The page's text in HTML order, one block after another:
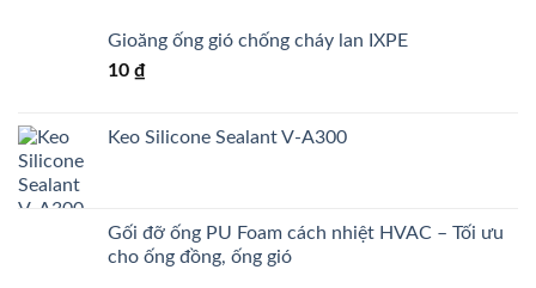
Gioăng ống gió chống cháy lan IXPE
10 ₫
Keo Silicone Sealant V-A300
Gối đỡ ống PU Foam cách nhiệt HVAC – Tối ưu
cho ống đồng, ống gió